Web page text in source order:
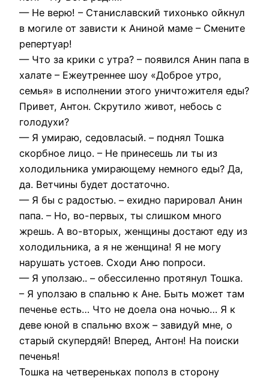
— Не верю! – Станиславский тихонько ойкнул
в могиле от зависти к Аниной маме – Смените
репертуар!
— Что за крики с утра? – появился Анин папа в
халате – Ежеутреннее шоу «Доброе утро,
семья» в исполнении этого уничтожителя еды?
Привет, Антон. Скрутило живот, небось с
голодухи?
— Я умираю, седовласый. – поднял Тошка
скорбное лицо. – Не принесешь ли ты из
холодильника умирающему немного еды? Да,
да. Ветчины будет достаточно.
— Я бы с радостью. – ехидно парировал Анин
папа. – Но, во-первых, ты слишком много
жрешь. А во-вторых, женщины достают еду из
холодильника, а я не женщина! Я не могу
нарушать устоев. Сходи Аню попроси.
— Я уползаю.. – обессиленно протянул Тошка.
– Я уползаю в спальню к Ане. Быть может там
печенье есть… Что не доела она ночью… Я к
деве юной в спальню вхож – завидуй мне, о
старый скупердяй! Вперед, Антон! На поиски
печенья!
Тошка на четвереньках пополз в сторону